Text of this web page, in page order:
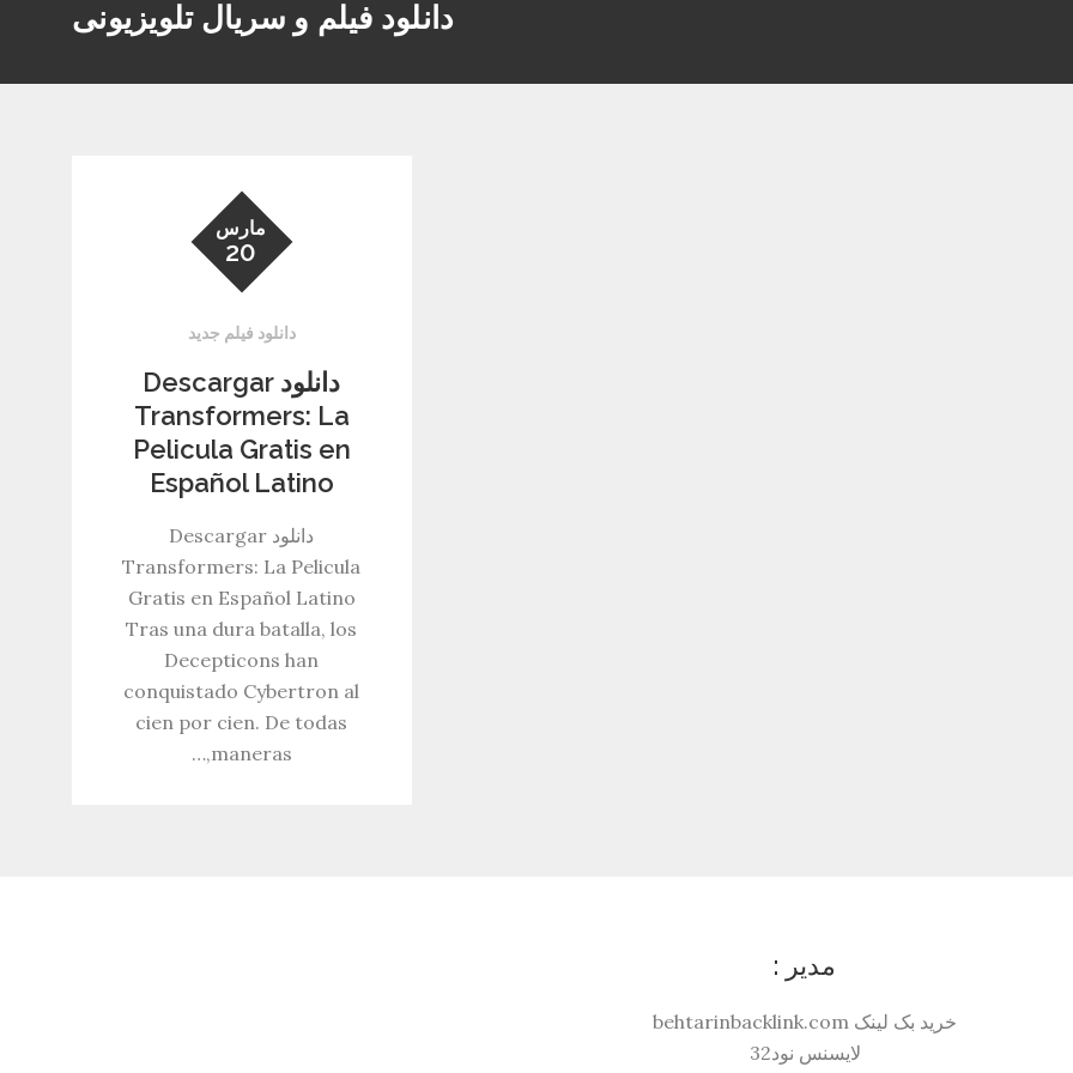
دانلود فیلم و سریال تلویزیونی
مارس
20
دانلود فیلم جدید
دانلود Descargar
Transformers: La
Pelicula Gratis en
Español Latino
دانلود Descargar
Transformers: La Pelicula
Gratis en Español Latino
Tras una dura batalla, los
Decepticons han
conquistado Cybertron al
cien por cien. De todas
maneras,…
مدیر :
خرید بک لینک behtarinbacklink.com
لایسنس نود32